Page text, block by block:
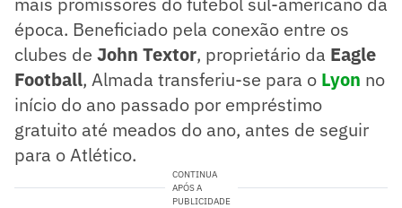
época. Beneficiado pela conexão entre os
clubes de John Textor, proprietário da Eagle
Football, Almada transferiu-se para o Lyon no
início do ano passado por empréstimo
gratuito até meados do ano, antes de seguir
para o Atlético.
CONTINUA
APÓS A
PUBLICIDADE